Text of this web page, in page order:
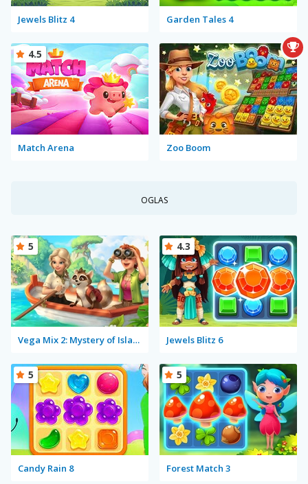
Jewels Blitz 4 Garden Tales 4
Match Arena
4.5
Zoo Boom
OGLAS
Vega Mix 2: Mystery of Island
5
Jewels Blitz 6
4.3
Candy Rain 8
5
Forest Match 3
5